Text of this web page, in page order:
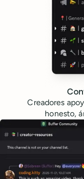
Creadores
honesto,